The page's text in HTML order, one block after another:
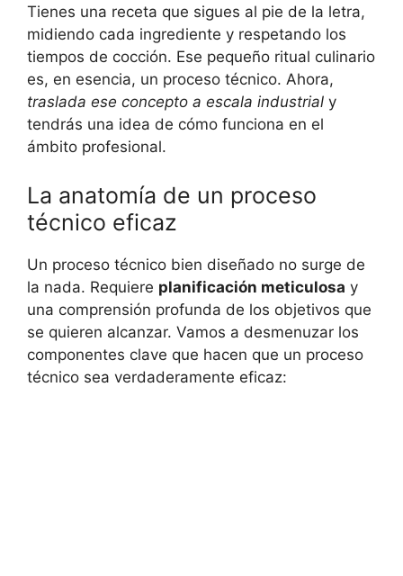
Tienes una receta que sigues al pie de la letra,
midiendo cada ingrediente y respetando los
tiempos de cocción. Ese pequeño ritual culinario
es, en esencia, un proceso técnico. Ahora,
traslada ese concepto a escala industrial y
tendrás una idea de cómo funciona en el
ámbito profesional.
La anatomía de un proceso
técnico eficaz
Un proceso técnico bien diseñado no surge de
la nada. Requiere planificación meticulosa y
una comprensión profunda de los objetivos que
se quieren alcanzar. Vamos a desmenuzar los
componentes clave que hacen que un proceso
técnico sea verdaderamente eficaz: